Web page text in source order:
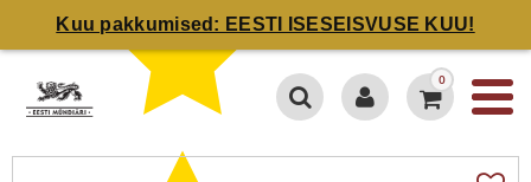
Kuu pakkumised: EESTI ISESEISVUSE KUU!
0